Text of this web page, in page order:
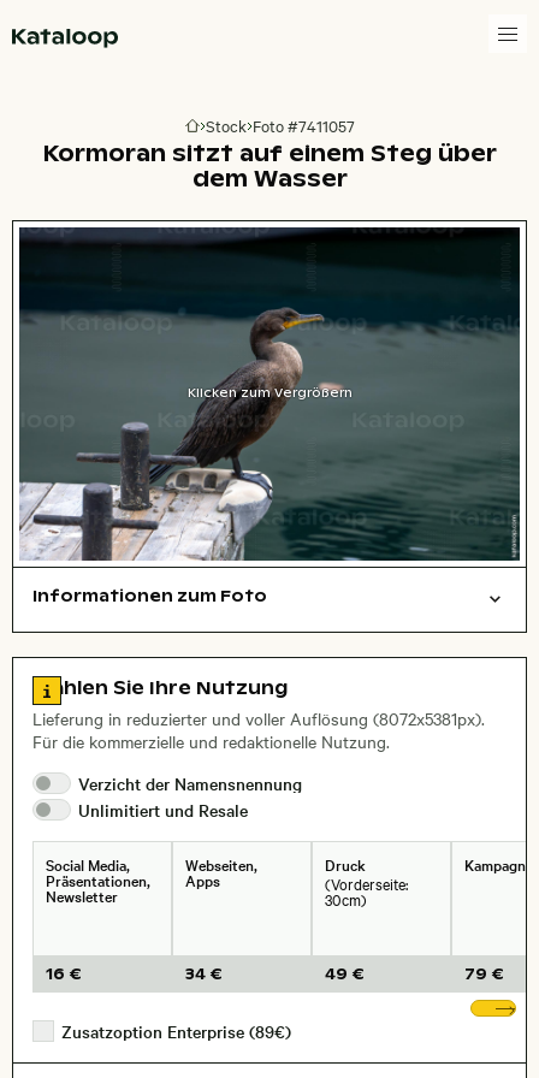
Zur Homepage
Stock Foto #7411057
Kormoran sitzt auf einem Steg über
dem Wasser
Klicken zum Vergrößern
Informationen zum Foto
, Objektiv
Zu den Lizenzinformationen springen
Wählen Sie Ihre Nutzung
Lieferung in reduzierter und voller Auflösung (8072x5381px).
Für die kommerzielle und redaktionelle Nutzung.
Verzicht der Namensnennung
Unlimitiert und Resale
Social Media,
Präsentationen,
Newsletter
16 €
Webseiten,
Apps
34 €
Druck
(Vorderseite:
30cm)
49 € 79 €
Zusatzoption Enterprise (89€)